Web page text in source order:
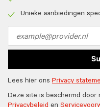
icon
Unieke aanbiedingen
address
Lees hier ons Privacy
Deze site is beschermd door